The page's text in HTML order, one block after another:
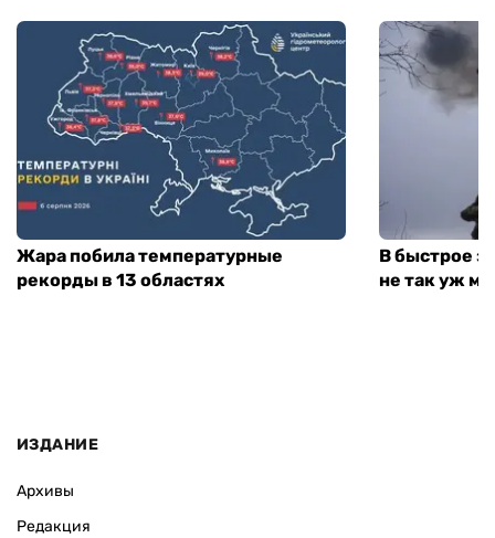
Жара побила температурные
рекорды в 13 областях
В быстрое
не так уж
ИЗДАНИЕ
Архивы
Редакция